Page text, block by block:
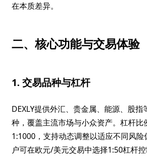
在本质差异。
二、核心功能与交易体验
1. 交易品种与杠杆
DEXLY提供外汇、贵金属、能源、股指
种，覆盖主流市场与小众资产。杠杆比
1:1000，支持动态调整以适应不同风险
户可在欧元/美元交易中选择1:50杠杆